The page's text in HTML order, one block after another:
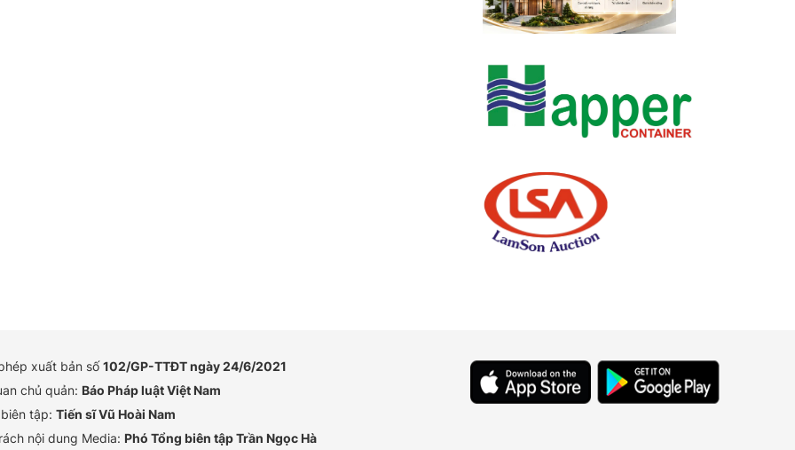
xuất bản số102/GP-TTĐT ngày 24/6/2021
chủ quản: Báo Pháp luật Việt Nam
tập: Tiến sĩ Vũ Hoài Nam
nội dung Media: Phó Tổng biên tập Trần Ngọc Hà